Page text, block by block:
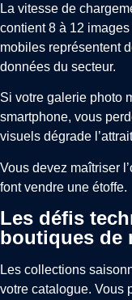
La vitesse de
contient 8 à 12
mobiles représentent
données du secteur.
Si votre galerie photo
smartphone, vous
visuels dégrade
Vous devez maîtriser
font vendre une étoffe.
Les défis
boutiques de
Les collections
votre catalogue. Vous